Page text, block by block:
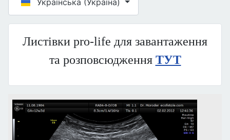
Листівки pro-life для завантаження
та розповсюдження ТУТ